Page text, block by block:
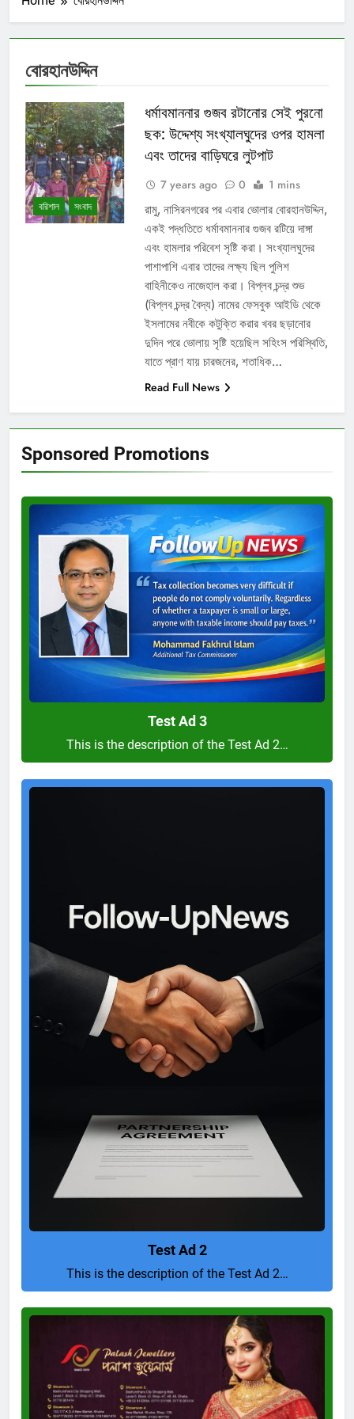
বোরহানউদ্দিন
বরিশাল সংবাদ
ধর্মাবমাননার গুজব রটানোর সেই পুরনো
ছক: উদ্দেশ্য সংখ্যালঘুদের ওপর হামলা
এবং তাদের বাড়িঘরে লুটপাট
7 years ago 0 1 mins
রামু, নাসিরনগরের পর এবার ভোলার বোরহানউদ্দিন,
একই পদ্ধতিতে ধর্মাবমাননার গুজব রটিয়ে দাঙ্গা
এবং হামলার পরিবেশ সৃষ্টি করা। সংখ্যালঘুদের
পাশাপাশি এবার তাদের লক্ষ্য ছিল পুলিশ
বাহিনীকেও নাজেহাল করা। বিপ্লব চন্দ্র শুভ
(বিপ্লব চন্দ্র বৈদ্য) নামের ফেসবুক আইডি থেকে
ইসলামের নবীকে কটুক্তি করার খবর ছড়ানোর
দুদিন পরে ভোলায় সৃষ্টি হয়েছিল সহিংস পরিস্থিতি,
যাতে প্রাণ যায় চারজনের, শতাধিক…
Read Full News
Sponsored Promotions
Ad
3
Test Ad 3
This is the description of the Test Ad 2…
Test Ad 2
This is the description of the Test Ad 2…